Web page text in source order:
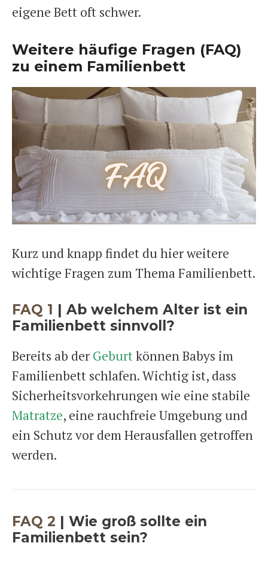
eigene Bett oft schwer.
Weitere häufige Fragen (FAQ)
zu einem Familienbett
Kurz und knapp findet du hier weitere
wichtige Fragen zum Thema Familienbett.
FAQ 1 | Ab welchem Alter ist ein
Familienbett sinnvoll?
Bereits ab der Geburtkönnen Babys im
Familienbett schlafen. Wichtig ist, dass
Sicherheitsvorkehrungen wie eine stabile
Matratze, eine rauchfreie Umgebung und
ein Schutz vor dem Herausfallen getroffen
werden.
FAQ 2 | Wie groß sollte ein
Familienbett sein?